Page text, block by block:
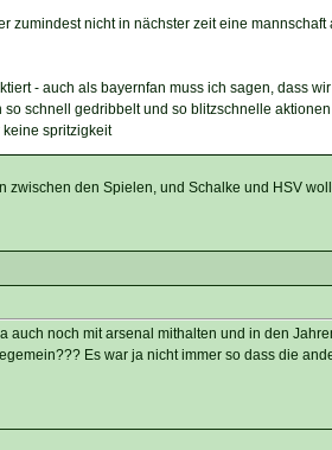
zumindest nicht in nächster zeit eine mannschaft
- auch als bayernfan muss ich sagen, dass wir
schnell gedribbelt und so blitzschnelle aktionen
keine spritzigkeit
den Spielen, und Schalke und HSV
auch noch mit arsenal mithalten und in den
Es war ja nicht immer so dass die